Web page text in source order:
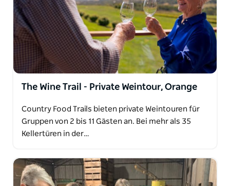
The Wine Trail - Private Weintour, Orange
Country Food Trails bieten private Weintouren für
Gruppen von 2 bis 11 Gästen an. Bei mehr als 35
Kellertüren in der…